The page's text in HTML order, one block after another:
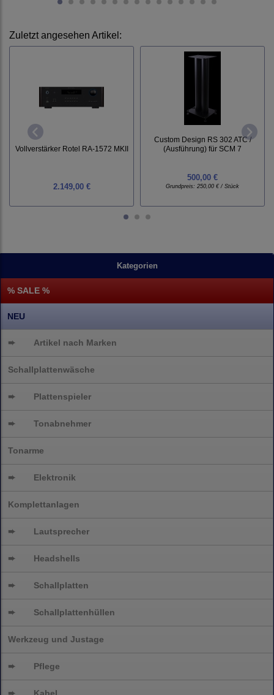
Kategorien
% SALE %
NEU
➨ Artikel nach Marken
Schallplattenwäsche
➨ Plattenspieler
➨ Tonabnehmer
Tonarme
➨ Elektronik
Komplettanlagen
➨ Lautsprecher
➨ Headshells
➨ Schallplatten
➨ Schallplattenhüllen
Werkzeug und Justage
➨ Pflege
Zuletzt angesehen Artikel:
Vollverstärker Rotel RA-1572 MKII
2.149,00 €
Custom Design RS 302 ATC /
(Ausführung) für SCM 7
500,00 €
Grundpreis: 250,00 € / Stück